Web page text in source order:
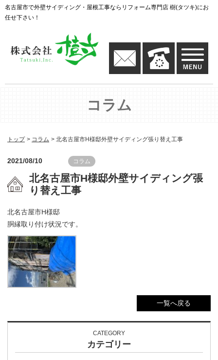
名古屋市で外壁サイディング・屋根工事ならリフォーム専門店 樹(タツキ)にお
任せ下さい！
コラム
トップ コラム 北名古屋市H様邸外壁サイディング張り替え工事
2021/08/10 コラム
北名古屋市H様邸外壁サイディング張
り替え工事
北名古屋市H様邸
胴縁取り付け状況です。
一覧へ戻る
CATEGORY
カテゴリー